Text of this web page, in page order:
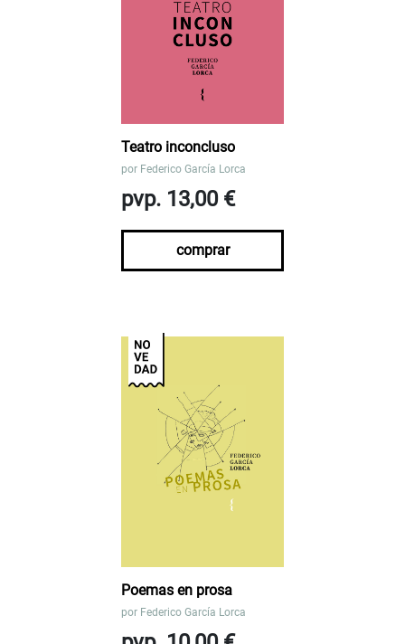
Teatro inconcluso
por Federico García Lorca
pvp. 13,00 €
comprar
Poemas en prosa
por Federico García Lorca